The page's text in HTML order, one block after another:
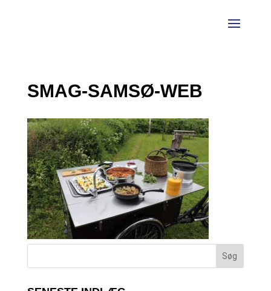
SMAG-SAMSØ-WEB